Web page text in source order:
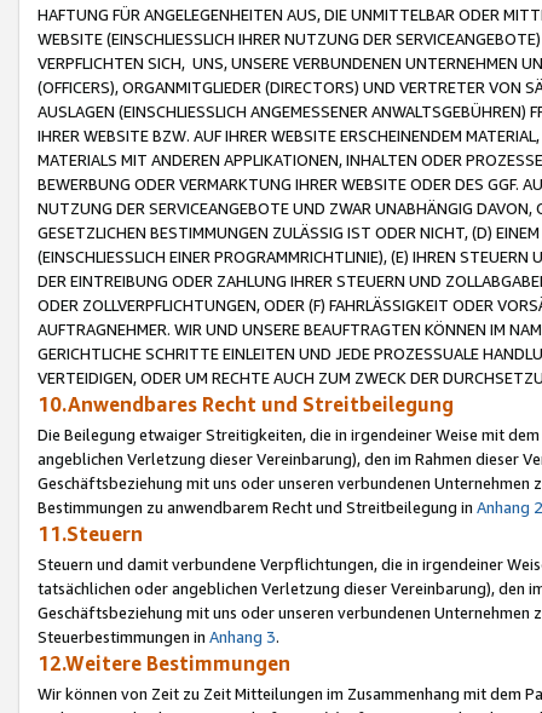
HAFTUNG FÜR ANGELEGENHEITEN AUS, DIE UNMITTELBAR ODER
WEBSITE (EINSCHLIESSLICH IHRER NUTZUNG DER
VERPFLICHTEN SICH, UNS, UNSERE VERBUNDENEN UNTERNEHMEN
(OFFICERS), ORGANMITGLIEDER (DIRECTORS) UND VERTRETER VON
AUSLAGEN (EINSCHLIESSLICH ANGEMESSENER
IHRER WEBSITE BZW. AUF IHRER WEBSITE ERSCHEINENDEM
MATERIALS MIT ANDEREN APPLIKATIONEN, INHALTEN ODER
BEWERBUNG ODER VERMARKTUNG IHRER WEBSITE ODER DES GGF.
NUTZUNG DER SERVICEANGEBOTE UND ZWAR UNABHÄNGIG
GESETZLICHEN BESTIMMUNGEN ZULÄSSIG IST ODER NICHT, (D)
(EINSCHLIESSLICH EINER PROGRAMMRICHTLINIE), (E) IHREN
DER EINTREIBUNG ODER ZAHLUNG IHRER STEUERN UND
ODER ZOLLVERPFLICHTUNGEN, ODER (F) FAHRLÄSSIGKEIT ODER
AUFTRAGNEHMER. WIR UND UNSERE BEAUFTRAGTEN KÖNNEN IM
GERICHTLICHE SCHRITTE EINLEITEN UND JEDE PROZESSUALE
VERTEIDIGEN, ODER UM RECHTE AUCH ZUM ZWECK DER
10.Anwendbares Recht und Streitbeilegung
Die Beilegung etwaiger Streitigkeiten, die in irgendeiner Weise mit
angeblichen Verletzung dieser Vereinbarung), den im Rahmen dieser
Geschäftsbeziehung mit uns oder unseren verbundenen
Bestimmungen zu anwendbarem Recht und Streitbeilegung in Anhang 2
11.Steuern
Steuern und damit verbundene Verpflichtungen, die in irgendeiner
tatsächlichen oder angeblichen Verletzung dieser Vereinbarung), den
Geschäftsbeziehung mit uns oder unseren verbundenen
Steuerbestimmungen in Anhang 3.
12.Weitere Bestimmungen
Wir können von Zeit zu Zeit Mitteilungen im Zusammenhang mit dem